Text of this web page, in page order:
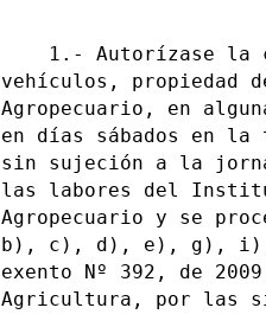
1.- Autorízase la
vehículos, propiedad
Agropecuario, en
en días sábados en
sin sujeción a la
las labores del
Agropecuario y se
b), c), d), e), g),
exento Nº 392, de
Agricultura, por las